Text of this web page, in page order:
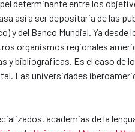
determinante entre los
así a ser depositaria de las
y del Banco Mundial. Ya
organismos regionales
bibliográficas. Es el caso de
Las universidades
academias de la